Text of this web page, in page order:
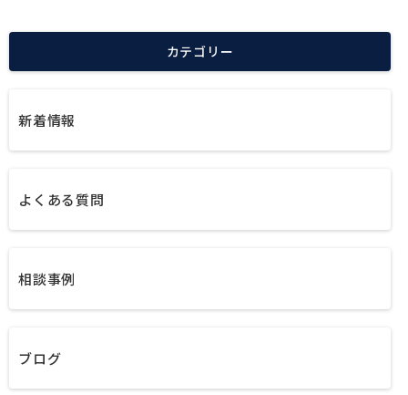
カテゴリー
新着情報
よくある質問
相談事例
ブログ